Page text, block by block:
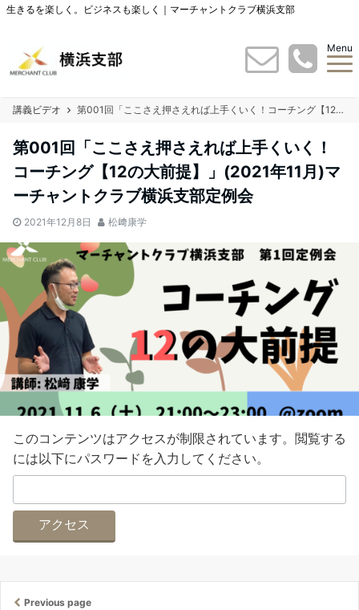
生きるを楽しく。ビジネスも楽しく｜マーチャントクラブ横浜支部
Menu
講義ビデオ 第001回「ここさえ押さえれば上手くいく！コーチング【12の大前提】​​​」(2021年11月)マーチャントクラブ横浜支部定例会
第001回「ここさえ押さえれば上手くいく！
コーチング【12の大前提】​​​」(2021年11月)マ
ーチャントクラブ横浜支部定例会
2021年12月8日 松﨑康学
このコンテンツはアクセスが制限されています。閲覧する
には以下にパスワードを入力してください。
Previous page